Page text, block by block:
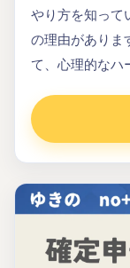
やり方を知って
の理由がありま
て、心理的なハ